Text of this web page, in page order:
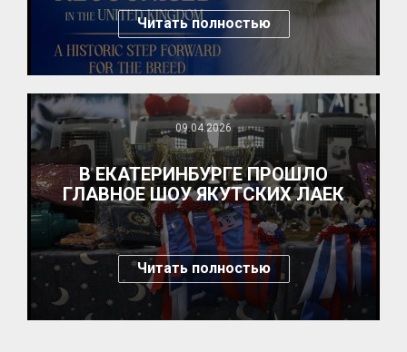
Читать полностью
09.04.2026
В ЕКАТЕРИНБУРГЕ ПРОШЛО
ГЛАВНОЕ ШОУ ЯКУТСКИХ ЛАЕК
Читать полностью